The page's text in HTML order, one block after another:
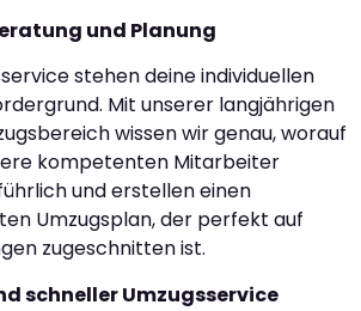
und Planung
stehen deine individuellen
Mit unserer langjährigen
wissen wir genau, worauf
kompetenten Mitarbeiter
und erstellen einen
Umzugsplan, der perfekt auf
zugeschnitten ist.
schneller Umzugsservice